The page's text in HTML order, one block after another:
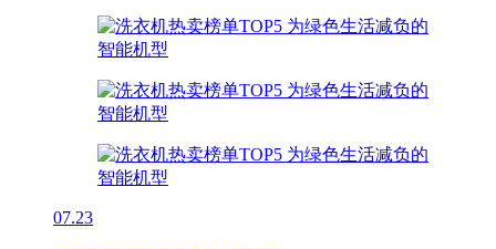
07.23